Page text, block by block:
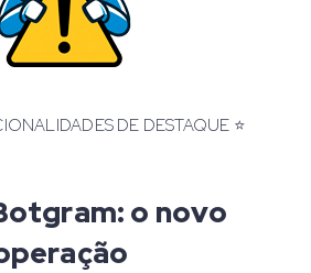
DE DESTAQUE ⭐
o novo